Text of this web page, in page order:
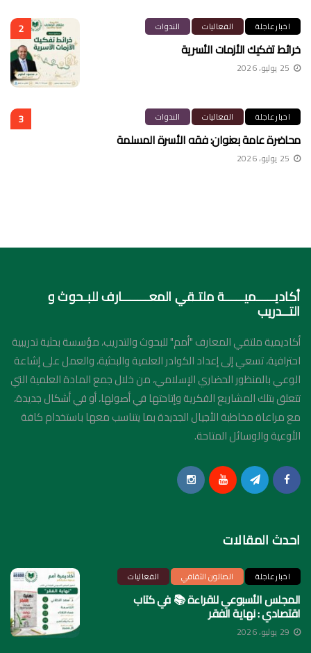
2 اخبار عاجلة الفعاليات الندوات
خرائط تفكيك الأزمات الأسرية
25 يوليو، 2026
3 اخبار عاجلة الفعاليات الندوات
محاضرة عامة بعنوان: فقه الأسرة المسلمة
25 يوليو، 2026
أكاديـــــميـــــة ملتـقي المعـــــــارف للبـحوث و
التــدريب
أكاديمية ملتقي المعارف "أمم" للبحوث والتدريب، مؤسسة بحثية تدريبية
احترافية، تسعي إلى إعداد الكوادر العلمية والبحثية، والعمل على إشاعة
الوعي بالمنظور الحضاري الإسلامي، من خلال جمع المادة العلمية التي
تتعلق بتلك المشاريع الفكرية وإتاحتها في أصولها، أو في أشكال جديدة،
مع مراعاة مخاطبة الأجيال الجديدة بما يتناسب معها باستخدام كافة
الأوعية والوسائل المتاحة.
احدث المقالات
اخبار عاجلة الصالون الثقافي الفعاليات
المجلس الأسبوعي للقراءة 📚 في كتاب
اقتصادي : نهاية الفقر
29 يوليو، 2026